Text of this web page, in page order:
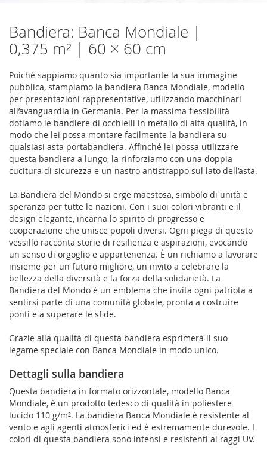
Bandiera: Banca Mondiale |
0,375 m² | 60 × 60 cm
Poiché sappiamo quanto sia importante la sua immagine
pubblica, stampiamo la bandiera Banca Mondiale, modello
per presentazioni rappresentative, utilizzando macchinari
all’avanguardia in Germania. Per la massima flessibilità
dotiamo le bandiere di occhielli in metallo di alta qualità, in
modo che lei possa montare facilmente la bandiera su
qualsiasi asta portabandiera. Affinché lei possa utilizzare
questa bandiera a lungo, la rinforziamo con una doppia
cucitura di sicurezza e un nastro antistrappo sul lato dell’asta.
La Bandiera del Mondo si erge maestosa, simbolo di unità e
speranza per tutte le nazioni. Con i suoi colori vibranti e il
design elegante, incarna lo spirito di progresso e
cooperazione che unisce popoli diversi. Ogni piega di questo
vessillo racconta storie di resilienza e aspirazioni, evocando
un senso di orgoglio e appartenenza. È un richiamo a lavorare
insieme per un futuro migliore, un invito a celebrare la
bellezza della diversità e la forza della solidarietà. La
Bandiera del Mondo è un emblema che invita ogni patriota a
sentirsi parte di una comunità globale, pronta a costruire
ponti e a superare le sfide.
Grazie alla qualità di questa bandiera esprimerà il suo
legame speciale con Banca Mondiale in modo unico.
Dettagli sulla bandiera
Questa bandiera in formato orizzontale, modello Banca
Mondiale, è un prodotto tedesco di qualità in poliestere
lucido 110 g/m². La bandiera Banca Mondiale è resistente al
vento e agli agenti atmosferici ed è estremamente durevole. I
colori di questa bandiera sono intensi e resistenti ai raggi UV.